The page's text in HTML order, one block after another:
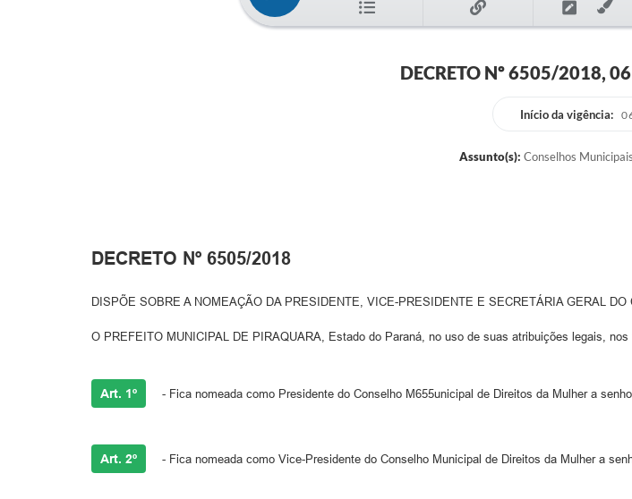
DECRETO Nº 6505/2018,
Início da vigência:
Assunto(s): Conselhos
DECRETO Nº 6505/2018
DISPÕE SOBRE A NOMEAÇÃO DA PRESIDENTE, VICE-PRESIDENTE E SECRETÁRIA GERAL
O PREFEITO MUNICIPAL DE PIRAQUARA, Estado do Paraná, no uso de suas atribuições legais,
Art. 1º - Fica nomeada como Presidente do Conselho M655unicipal de Direitos da Mulher a
Art. 2º - Fica nomeada como Vice-Presidente do Conselho Municipal de Direitos da Mulher a